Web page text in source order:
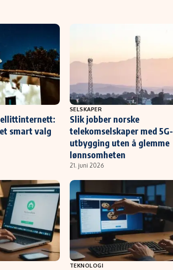
smart valg
SELSKAPER
Slik jobber norske
telekomselskaper med 5G-
utbygging uten å glemme
lønnsomheten
21. juni 2026
TEKNOLOGI